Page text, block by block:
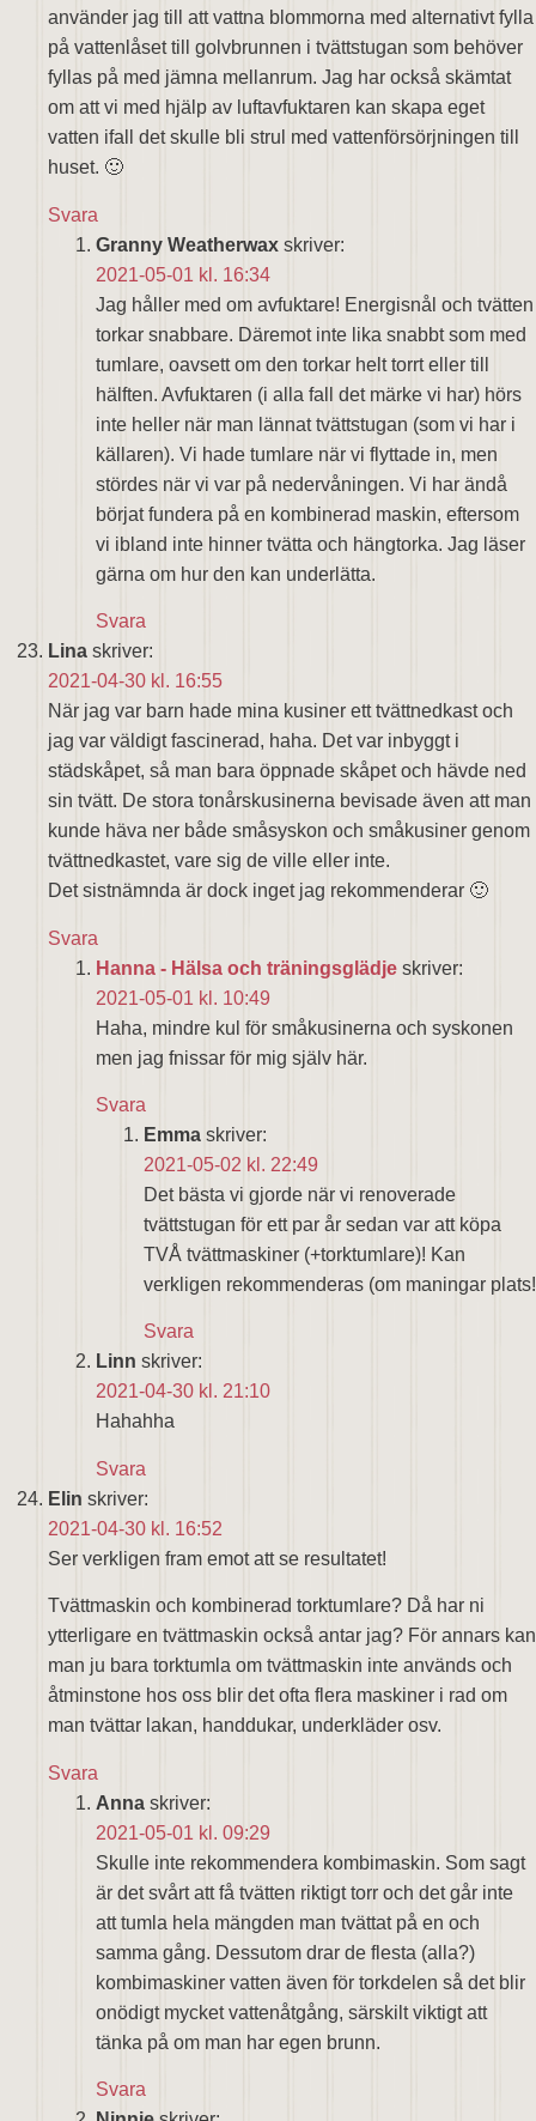
använder jag till att vattna blommorna med alternativt fylla
på vattenlåset till golvbrunnen i tvättstugan som behöver
fyllas på med jämna mellanrum. Jag har också skämtat
om att vi med hjälp av luftavfuktaren kan skapa eget
vatten ifall det skulle bli strul med vattenförsörjningen till
huset. 🙂
Svara
Granny Weatherwax skriver:
2021-05-01 kl. 16:34
Jag håller med om avfuktare! Energisnål och tvätten
torkar snabbare. Däremot inte lika snabbt som med
tumlare, oavsett om den torkar helt torrt eller till
hälften. Avfuktaren (i alla fall det märke vi har) hörs
inte heller när man lännat tvättstugan (som vi har i
källaren). Vi hade tumlare när vi flyttade in, men
stördes när vi var på nedervåningen. Vi har ändå
börjat fundera på en kombinerad maskin, eftersom
vi ibland inte hinner tvätta och hängtorka. Jag läser
gärna om hur den kan underlätta.
Svara
Lina skriver:
2021-04-30 kl. 16:55
När jag var barn hade mina kusiner ett tvättnedkast och
jag var väldigt fascinerad, haha. Det var inbyggt i
städskåpet, så man bara öppnade skåpet och hävde ned
sin tvätt. De stora tonårskusinerna bevisade även att man
kunde häva ner både småsyskon och småkusiner genom
tvättnedkastet, vare sig de ville eller inte.
Det sistnämnda är dock inget jag rekommenderar 🙂
Svara
Hanna - Hälsa och träningsglädje skriver:
2021-05-01 kl. 10:49
Haha, mindre kul för småkusinerna och syskonen
men jag fnissar för mig själv här.
Svara
Emma skriver:
2021-05-02 kl. 22:49
Det bästa vi gjorde när vi renoverade
tvättstugan för ett par år sedan var att köpa
TVÅ tvättmaskiner (+torktumlare)! Kan
verkligen rekommenderas (om maningar plats!
Svara
Linn skriver:
2021-04-30 kl. 21:10
Hahahha
Svara
Elin skriver:
2021-04-30 kl. 16:52
Ser verkligen fram emot att se resultatet!
Tvättmaskin och kombinerad torktumlare? Då har ni
ytterligare en tvättmaskin också antar jag? För annars kan
man ju bara torktumla om tvättmaskin inte används och
åtminstone hos oss blir det ofta flera maskiner i rad om
man tvättar lakan, handdukar, underkläder osv.
Svara
Anna skriver:
2021-05-01 kl. 09:29
Skulle inte rekommendera kombimaskin. Som sagt
är det svårt att få tvätten riktigt torr och det går inte
att tumla hela mängden man tvättat på en och
samma gång. Dessutom drar de flesta (alla?)
kombimaskiner vatten även för torkdelen så det blir
onödigt mycket vattenåtgång, särskilt viktigt att
tänka på om man har egen brunn.
Svara